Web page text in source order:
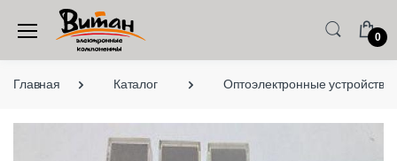
0
Главная Каталог Оптоэлектронные устройства